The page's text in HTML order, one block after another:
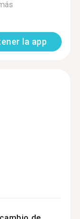
la app